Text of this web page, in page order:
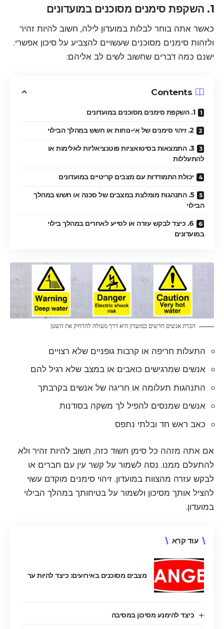
1. השקפת סימנים מסוכנים במועדונים
כאשר אתה בוחר לבלות במועדון לילה, חשוב להיות זהיר
ולזהות סימנים מסוכנים שעשויים להצביע על סיכון אפשרי.
ישנם כמה דברים שחשוב לשים לב אליהם:
Contents
1. השקפת סימנים מסוכנים במועדונים
2. זיהוי סימנים של אי-נוחות או חשש במהלך הבילוי
3. התמצאות בסיטואציות פוטנציאליות לאלימות או
להתעללות
יכולת התמודדות עם מצבים קריטיים במועדונים
5. התנהגות מומלצת במצבים של סכנה או חשש במהלך
הבילוי
6. כיצד לבקש עזרה או לסייע לאחרים במהלך בילוי
במועדונים
הכרת אנשים חדשים במועדון היא דרך מעולה להרחיק את השטן
התעלות חריפה או קרבות גופניים שלא רצויים
אנשים שמרגישים כואבים או במצב שלא רגיל להם
התנהגות תעלומה או חריגה של אנשים בקרבתך
אנשים שמנסים להפיל לך משקה בסודנות
כאב ראש חד ובלתי נתפס
אם אתה מזהה כל סימן חשוד כזה, חשוב להיות זהיר ולא
להתעלם ממנו. נסה לשמור על קשר עין עם חברים או
לבקש עזרה מהצוות במועדון. זיהוי סימנים מוקדם עשוי
להציל אותך מסיכון ולשמור על בטיחותך במהלך הבילוי
במועדון.
עוד קרא
מצבים מסוכנים באירועים: כיצד להיות ער
כיצד להימנע מסיכון במסיבה